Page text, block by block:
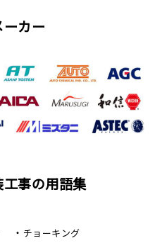
カー
事の用語集
チョーキング